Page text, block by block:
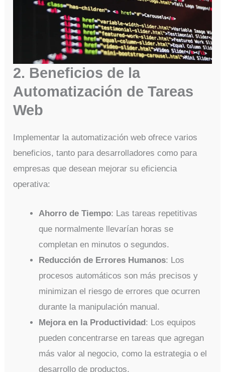
2. Beneficios de la
Automatización de Tareas
Web
Implementar la automatización web ofrece varios
beneficios, tanto para desarrolladores como para
empresas que desean mejorar su eficiencia
operativa:
Ahorro de Tiempo: Las tareas repetitivas
que normalmente llevarían horas se
completan en minutos o segundos.
Reducción de Errores Humanos: Los
procesos automáticos son más precisos y
minimizan el riesgo de errores que ocurren
durante la manipulación manual.
Mejora en la Productividad : Los equipos
pueden concentrarse en tareas que agregan
más valor al negocio, como la estrategia o el
desarrollo de productos.